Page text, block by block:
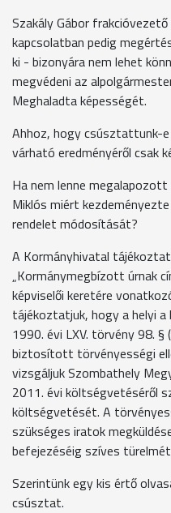
Szakály Gábor
kapcsolatban pedig
ki - bizonyára nem lehet
megvédeni az
Meghaladta képességét.
Ahhoz, hogy csúsztattunk-
várható eredményéről csak
Ha nem lenne
Miklós miért
rendelet módosítását?
A Kormányhivatal
„Kormánymegbízott úrnak
képviselői keretére
tájékoztatjuk, hogy a helyi
1990. évi LXV. törvény 98. §
biztosított törvényességi
vizsgáljuk Szombathely
2011. évi költségvetéséről
költségvetését. A
szükséges iratok
befejezéséig szíves türelmét
Szerintünk egy kis értő
csúsztat.